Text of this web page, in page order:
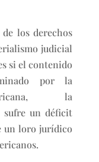
los derechos
judicial
si el contenido
por la
la
sufre un déficit
un loro jurídico